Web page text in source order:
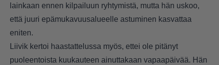
lainkaan ennen kilpailuun ryhtymistä, mutta hän uskoo,
että juuri epämukavuusalueelle astuminen kasvattaa
eniten.
Liivik kertoi haastattelussa myös, ettei ole pitänyt
puoleentoista kuukauteen ainuttakaan vapaapäivää. Hän